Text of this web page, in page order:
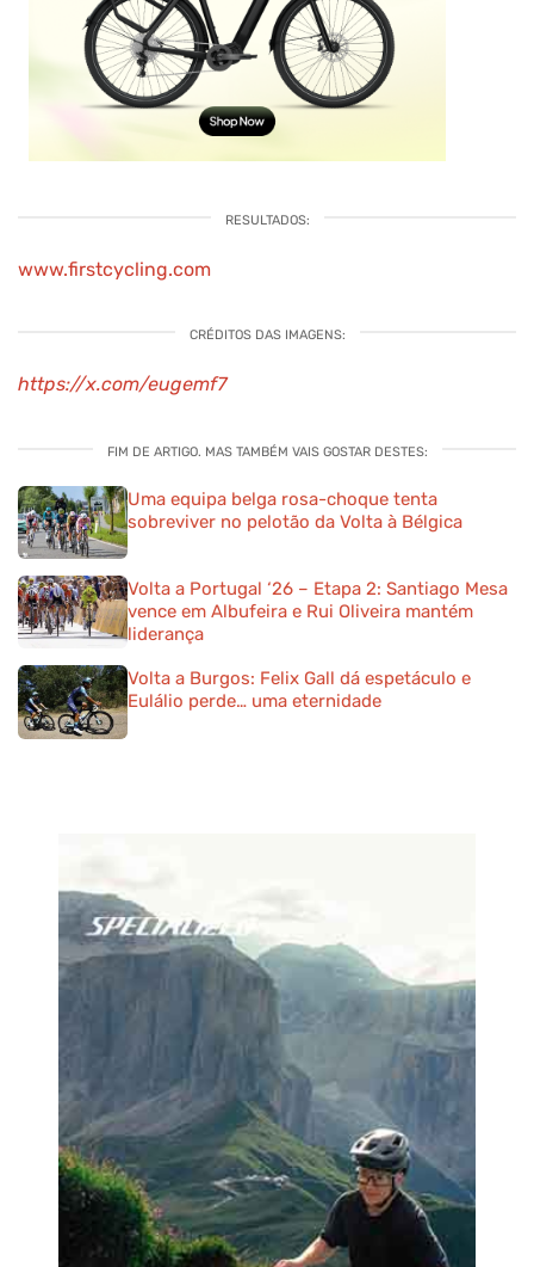
RESULTADOS:
www.firstcycling.com
CRÉDITOS DAS IMAGENS:
https://x.com/eugemf7
FIM DE ARTIGO. MAS TAMBÉM VAIS GOSTAR DESTES:
Uma equipa belga rosa-choque tenta
sobreviver no pelotão da Volta à Bélgica
Volta a Portugal ‘26 – Etapa 2: Santiago Mesa
vence em Albufeira e Rui Oliveira mantém
liderança
Volta a Burgos: Felix Gall dá espetáculo e
Eulálio perde… uma eternidade